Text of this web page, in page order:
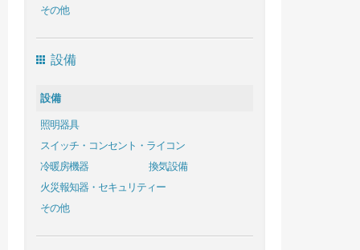
その他
設備
設備
照明器具
スイッチ・コンセント・ライコン
冷暖房機器
換気設備
火災報知器・セキュリティー
その他